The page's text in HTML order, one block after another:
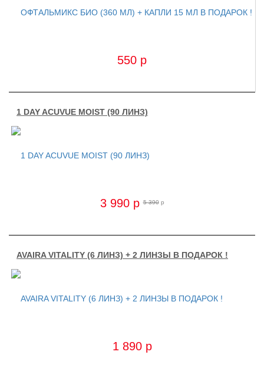
550 p
1 DAY ACUVUE MOIST (90 ЛИНЗ)
3 990 p 5 390 p
AVAIRA VITALITY (6 ЛИНЗ) + 2 ЛИНЗЫ В ПОДАРОК !
1 890 p